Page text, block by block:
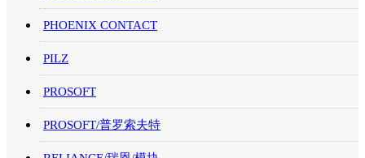
PHOENIX CONTACT
PILZ
PROSOFT
PROSOFT/普罗索夫特